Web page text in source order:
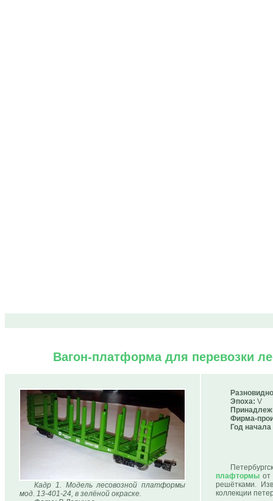
Вагон-платформа для перевозки
Кадр 1. Модель лесовозной платформы
мод. 13-401-24, в зелёной окраске.
Эпоха: V
Фирма-
Год
плафтормы от
решётками.
коллекции